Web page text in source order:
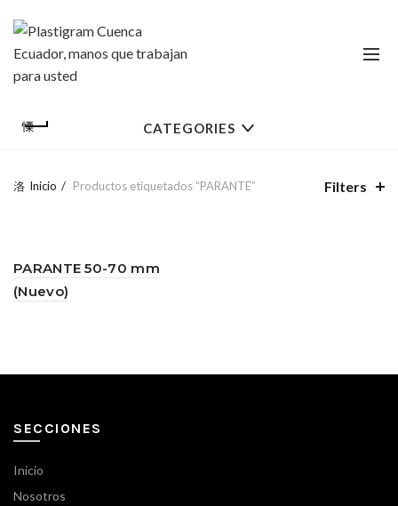
CATEGORIES
Inicio Productos etiquetados “PARANTE” Filters
PARANTE 50-70 mm
(Nuevo)
SECCIONES
Inicio
Nosotros